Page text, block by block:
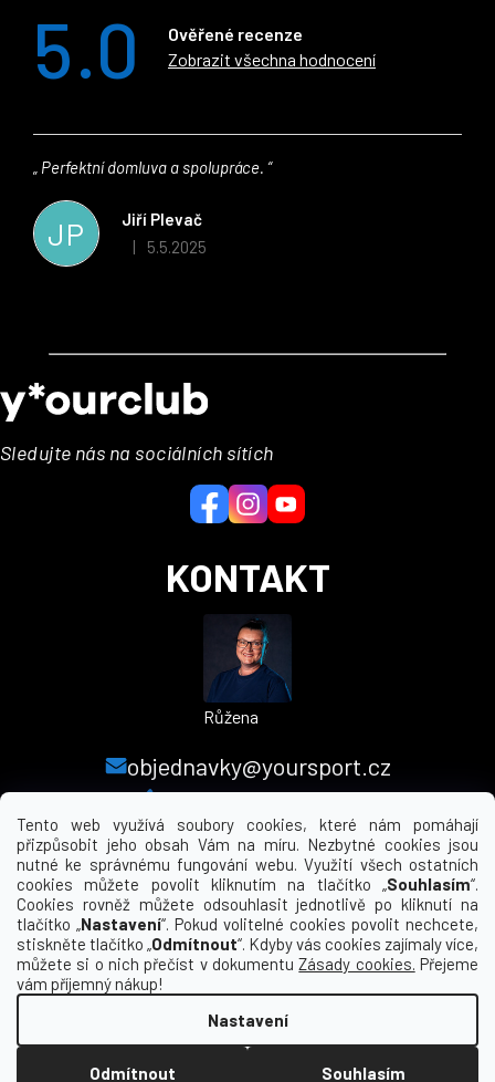
Tento web využívá soubory cookies, které nám pomáhají
přizpůsobit jeho obsah Vám na míru. Nezbytné cookies jsou
nutné ke správnému fungování webu. Využití všech ostatních
cookies můžete povolit kliknutím na tlačítko „Souhlasím“.
Cookies rovněž můžete odsouhlasit jednotlivě po kliknutí na
tlačítko „Nastavení“. Pokud volitelné cookies povolit nechcete,
stiskněte tlačítko „Odmítnout“. Kdyby vás cookies zajímaly více,
můžete si o nich přečíst v dokumentuZásady cookies. Přejeme
vám příjemný nákup!
Nastavení
Odmítnout Souhlasím
5.0
Ověřené recenze
Zobrazit všechna hodnocení
JP
Jiří Plevač
5.5.2025
Perfektní domluva a spolupráce.
á
p
a
Sledujte nás na sociálních sítích
KONTAKT
Růžena
objednavky@yoursport.cz
+420 224 250 000
MENU
INFORMACE PRO VÁS
KDE NÁS NAJDETE
Vytvořil Shoptet